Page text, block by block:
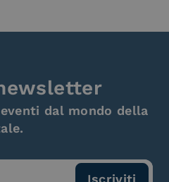
dal mondo della